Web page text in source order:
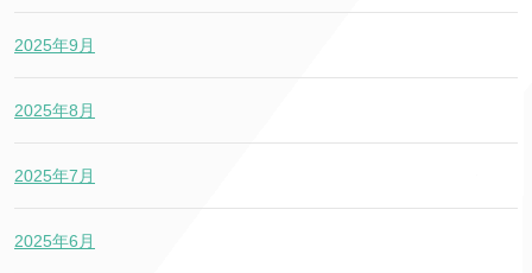
2025年9月
2025年8月
2025年7月
2025年6月